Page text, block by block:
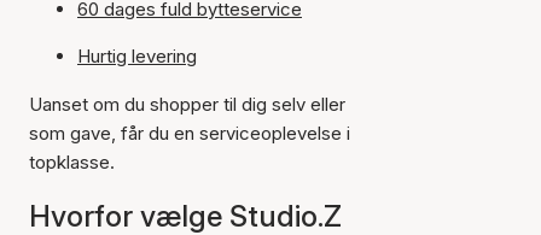
60 dages fuld bytteservice
Hurtig levering
Uanset om du shopper til dig selv eller
som gave, får du en serviceoplevelse i
topklasse.
Hvorfor vælge Studio.Z